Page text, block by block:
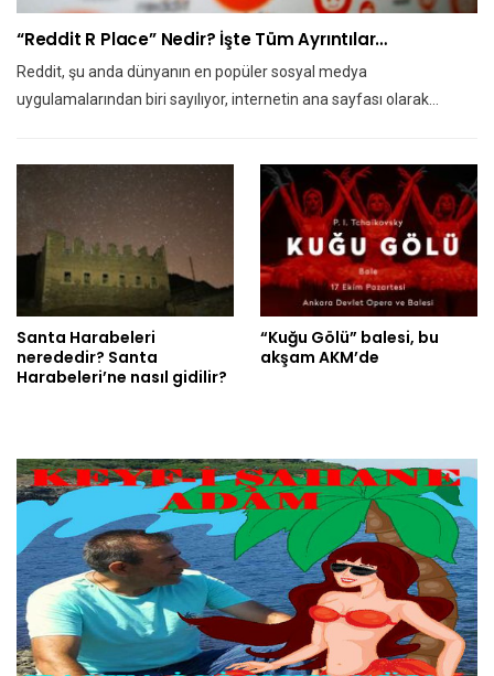
“Reddit R Place” Nedir? İşte Tüm Ayrıntılar…
Reddit, şu anda dünyanın en popüler sosyal medya
uygulamalarından biri sayılıyor, internetin ana sayfası olarak…
Santa Harabeleri
nerededir? Santa
Harabeleri’ne nasıl gidilir?
“Kuğu Gölü” balesi, bu
akşam AKM’de